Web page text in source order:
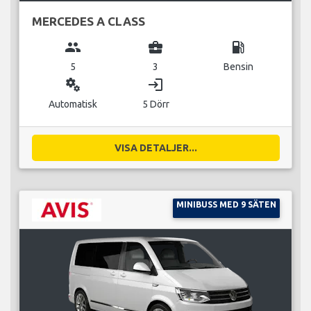
MERCEDES A CLASS
group
5
business_center
3
local_gas_station
Bensin
miscellaneous_services
Automatisk
login
5 Dörr
VISA DETALJER...
MINIBUSS MED 9 SÄTEN